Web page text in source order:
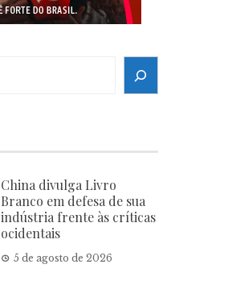
China divulga Livro
Branco em defesa de sua
indústria frente às críticas
ocidentais
5 de agosto de 2026